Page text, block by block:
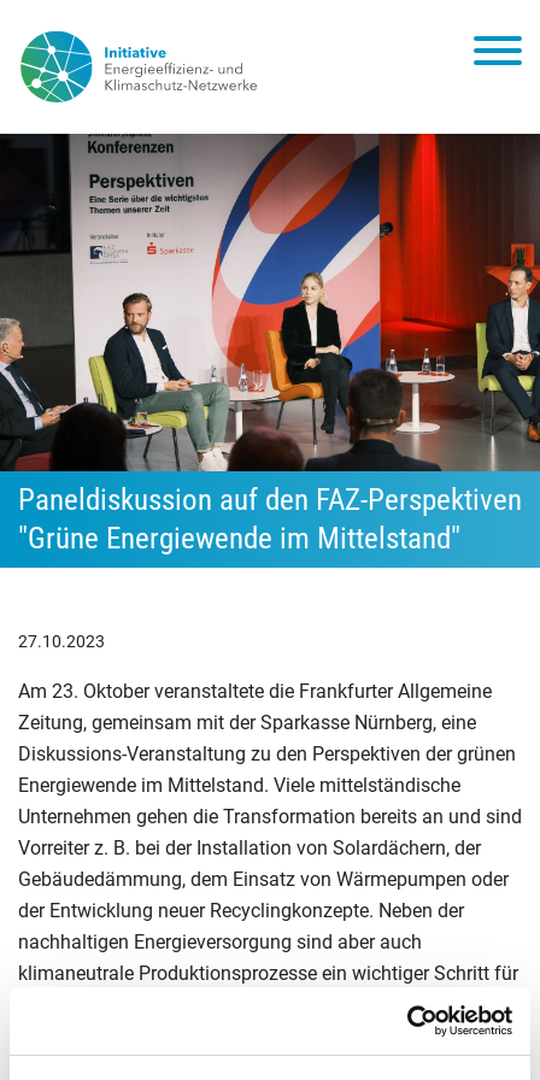
Paneldiskussion auf den FAZ-Perspektiven
"Grüne Energiewende im Mittelstand"
27.10.2023
Am 23. Oktober veranstaltete die Frankfurter Allgemeine
Zeitung, gemeinsam mit der Sparkasse Nürnberg, eine
Diskussions-Veranstaltung zu den Perspektiven der grünen
Energiewende im Mittelstand. Viele mittelständische
Unternehmen gehen die Transformation bereits an und sind
Vorreiter z. B. bei der Installation von Solardächern, der
Gebäudedämmung, dem Einsatz von Wärmepumpen oder
der Entwicklung neuer Recyclingkonzepte. Neben der
nachhaltigen Energieversorgung sind aber auch
klimaneutrale Produktionsprozesse ein wichtiger Schritt für
Auf der FAZ-Perspektiven-Veranstaltung wurden die